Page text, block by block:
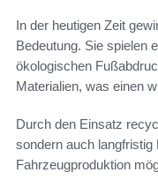
In der heutigen Zeit
Bedeutung. Sie spielen
ökologischen
Materialien, was einen
Durch den Einsatz
sondern auch
Fahrzeugproduktion